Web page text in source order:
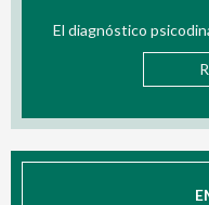
El diagnóstico
READ